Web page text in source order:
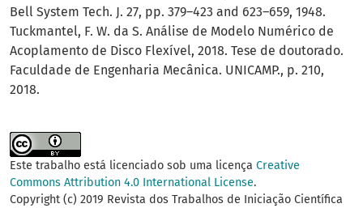
Bell System Tech. J. 27, pp. 379–423 and 623–659, 1948.
Tuckmantel, F. W. da S. Análise de Modelo Numérico de
Acoplamento de Disco Flexível, 2018. Tese de doutorado.
Faculdade de Engenharia Mecânica. UNICAMP., p. 210,
2018.
Este trabalho está licenciado sob uma licença Creative
Commons Attribution 4.0 International License.
Copyright (c) 2019 Revista dos Trabalhos de Iniciação Científica